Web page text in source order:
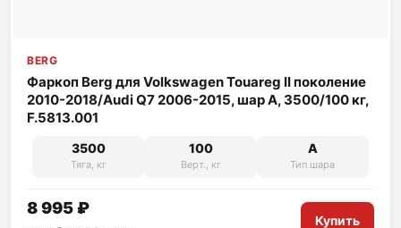
BERG
Фаркоп Berg для Volkswagen Touareg II поколение
2010-2018/Audi Q7 2006-2015, шар A, 3500/100 кг,
F.5813.001
3500
Тяга, кг
100
Верт., кг
A
Тип шара
8 995 ₽
Купить